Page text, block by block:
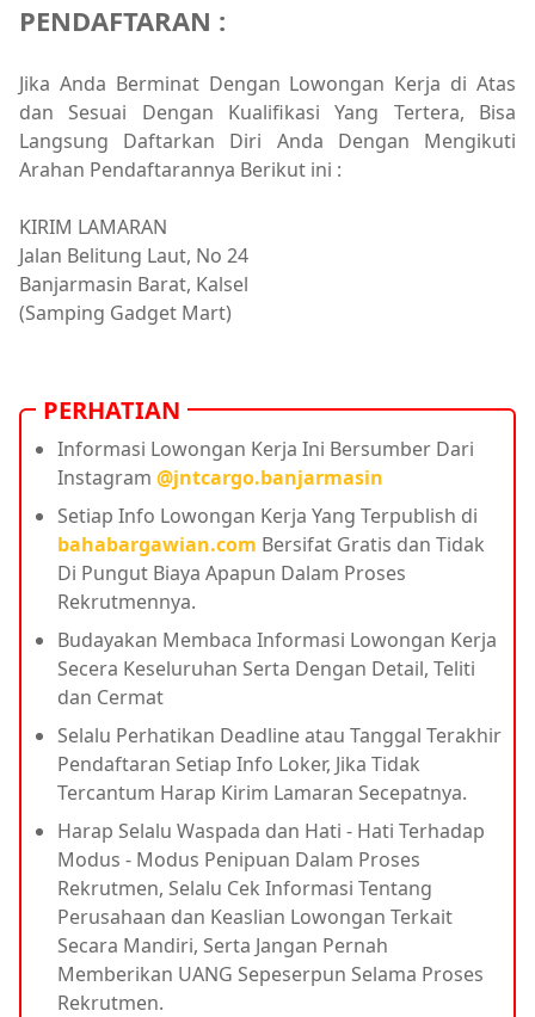
PENDAFTARAN :
Jika Anda Berminat Dengan Lowongan Kerja di Atas
dan Sesuai Dengan Kualifikasi Yang Tertera, Bisa
Langsung Daftarkan Diri Anda Dengan Mengikuti
Arahan Pendaftarannya Berikut ini :
KIRIM LAMARAN
Jalan Belitung Laut, No 24
Banjarmasin Barat, Kalsel
(Samping Gadget Mart)
PERHATIAN
Informasi Lowongan Kerja Ini Bersumber Dari
Instagram @jntcargo.banjarmasin
Setiap Info Lowongan Kerja Yang Terpublish di
bahabargawian.com Bersifat Gratis dan Tidak
Di Pungut Biaya Apapun Dalam Proses
Rekrutmennya.
Budayakan Membaca Informasi Lowongan Kerja
Secera Keseluruhan Serta Dengan Detail, Teliti
dan Cermat
Selalu Perhatikan Deadline atau Tanggal Terakhir
Pendaftaran Setiap Info Loker, Jika Tidak
Tercantum Harap Kirim Lamaran Secepatnya.
Harap Selalu Waspada dan Hati - Hati Terhadap
Modus - Modus Penipuan Dalam Proses
Rekrutmen, Selalu Cek Informasi Tentang
Perusahaan dan Keaslian Lowongan Terkait
Secara Mandiri, Serta Jangan Pernah
Memberikan UANG Sepeserpun Selama Proses
Rekrutmen.